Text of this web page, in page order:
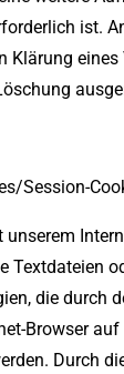
ist.
Klärung
Session-
unserem
Textdateien
die durch
Browser
Durch